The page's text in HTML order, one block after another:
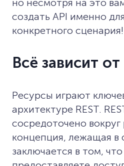
но несмотря на это
создать API именно
конкретного сценария!
Всё зависит
Ресурсы играют
архитектуре REST.
сосредоточено вокруг
концепция, лежащая в
заключается в том,